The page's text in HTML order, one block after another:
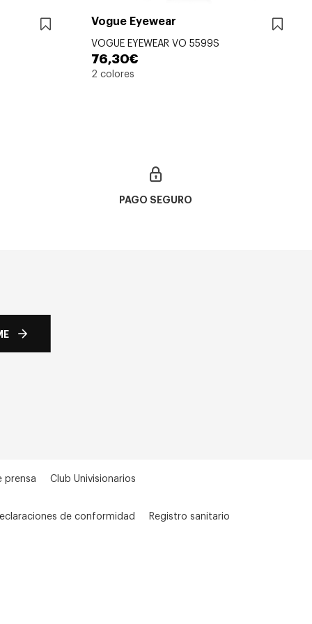
Vogue Eyewear
VOGUE EYEWEAR VO 5599S
76,30€
2 colores
PAGO SEGURO
prensa Club Univisionarios
de conformidad Registro sanitario